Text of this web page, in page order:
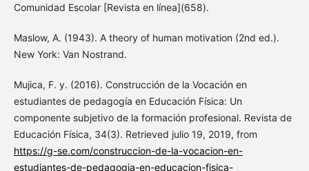
Comunidad Escolar [Revista en línea](658).
Maslow, A. (1943). A theory of human motivation (2nd ed.).
New York: Van Nostrand.
Mujica, F. y. (2016). Construcción de la Vocación en
estudiantes de pedagogía en Educación Física: Un
componente subjetivo de la formación profesional. Revista de
Educación Física, 34(3). Retrieved julio 19, 2019, from
https://g-se.com/construccion-de-la-vocacion-en-
estudiantes-de-pedagogia-en-educacion-fisica-